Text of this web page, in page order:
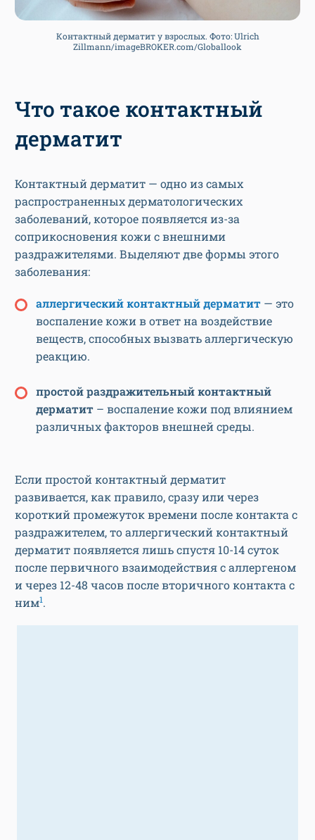
Контактный дерматит у взрослых. Фото: Ulrich
Zillmann/imageBROKER.com/Globallook
Что такое контактный
дерматит
Контактный дерматит — одно из самых
распространенных дерматологических
заболеваний, которое появляется из-за
соприкосновения кожи с внешними
раздражителями. Выделяют две формы этого
заболевания:
аллергический контактный дерматит — это
воспаление кожи в ответ на воздействие
веществ, способных вызвать аллергическую
реакцию.
простой раздражительный контактный
дерматит – воспаление кожи под влиянием
различных факторов внешней среды.
Если простой контактный дерматит
развивается, как правило, сразу или через
короткий промежуток времени после контакта с
раздражителем, то аллергический контактный
дерматит появляется лишь спустя 10-14 суток
после первичного взаимодействия с аллергеном
и через 12-48 часов после вторичного контакта с
ним1.